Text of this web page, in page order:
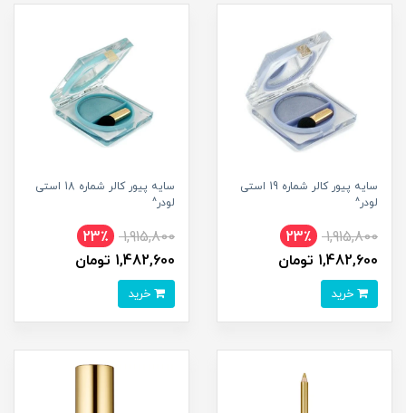
سایه پیور کالر شماره 19 استی
لودر^
1,915,800
23٪
1,482,600 تومان
سایه پیور کالر شماره 18 استی
لودر^
1,915,800
23٪
1,482,600 تومان